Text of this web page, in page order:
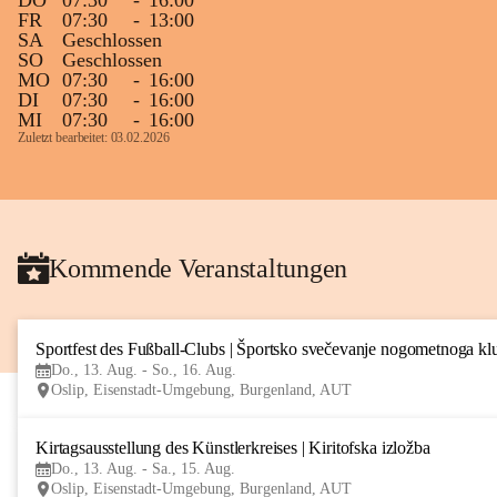
FR
07:30 - 13:00
SA
Geschlossen
SO
Geschlossen
MO 07:30 - 16:00
DI
07:30 - 16:00
MI
07:30 - 16:00
Zuletzt bearbeitet: 03.02.2026
Kommende Veranstaltungen
Sportfest des Fußball-Clubs | Športsko svečevanje nogometnoga
Do., 13. Aug. - So., 16. Aug.
Oslip, Eisenstadt-Umgebung, Burgenland, AUT
Kirtagsausstellung des Künstlerkreises | Kiritofska izložba
Do., 13. Aug. - Sa., 15. Aug.
Oslip, Eisenstadt-Umgebung, Burgenland, AUT